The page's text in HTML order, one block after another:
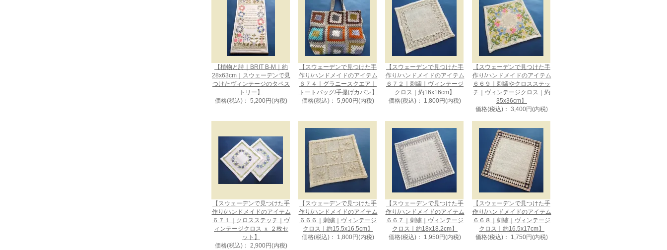
【植物と詩｜BRIT B-M｜約
28x63cm｜スウェーデンで見
つけたヴィンテージのタペス
トリー】
価格(税込)： 5,200円(内税)
【スウェーデンで見つけた手
作り/ハンドメイドのアイテム
６７４｜グラニースクエア｜
トートバッグ/手提げカバン】
価格(税込)： 5,900円(内税)
【スウェーデンで見つけた手
作り/ハンドメイドのアイテム
６７２｜刺繍｜ヴィンテージ
クロス｜約16x16cm】
価格(税込)： 1,800円(内税)
【スウェーデンで見つけた手
作り/ハンドメイドのアイテム
６６９｜刺繍やクロスステッ
チ｜ヴィンテージクロス｜約
35x36cm】
価格(税込)： 3,400円(内税)
【スウェーデンで見つけた手
作り/ハンドメイドのアイテム
６７１｜クロスステッチ｜ヴ
ィンテージクロス ｘ ２枚セ
ット】
価格(税込)： 2,900円(内税)
【スウェーデンで見つけた手
作り/ハンドメイドのアイテム
６６６｜刺繍｜ヴィンテージ
クロス｜約15.5x16.5cm】
価格(税込)： 1,800円(内税)
【スウェーデンで見つけた手
作り/ハンドメイドのアイテム
６６７｜刺繍｜ヴィンテージ
クロス｜約18x18.2cm】
価格(税込)： 1,950円(内税)
【スウェーデンで見つけた手
作り/ハンドメイドのアイテム
６６８｜刺繍｜ヴィンテージ
クロス｜約16.5x17cm】
価格(税込)： 1,750円(内税)